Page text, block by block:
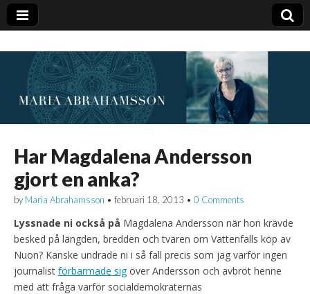
Har Magdalena Andersson
gjort en anka?
by Maria Abrahamsson • februari 18, 2013 • 0 Comments
Lyssnade ni också på Magdalena Andersson när hon krävde
besked på längden, bredden och tvären om Vattenfalls köp av
Nuon? Kanske undrade ni i så fall precis som jag varför ingen
journalist förbarmade sigöver Andersson och avbröt henne
med att fråga varför socialdemokraternas